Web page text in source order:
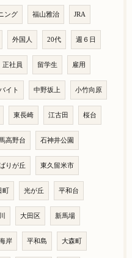
ング 福山雅治 JRA
外国人 20代 週６日
正社員 留学生 雇用
イト 中野坂上 小竹向原
東長崎 江古田 桜台
高野台 石神井公園
りが丘 東久留米市
光が丘 平和台
大田区 新馬場
岸 平和島 大森町